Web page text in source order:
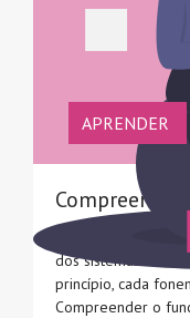
APRENDER
O princípio
dos sistemas de
princípio, cada
Compreender o